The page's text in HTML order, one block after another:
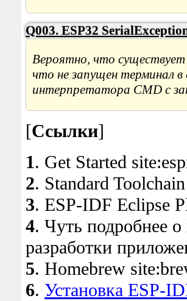
Q003. ESP32
Вероятно, что
что не запущен терминал
интерпретатора CMD с
[Ссылки]
1. Get Started
2. Standard
3. ESP-IDF Eclipse
4. Чуть подробнее
разработки
5. Homebrew
6. Установка ESP-